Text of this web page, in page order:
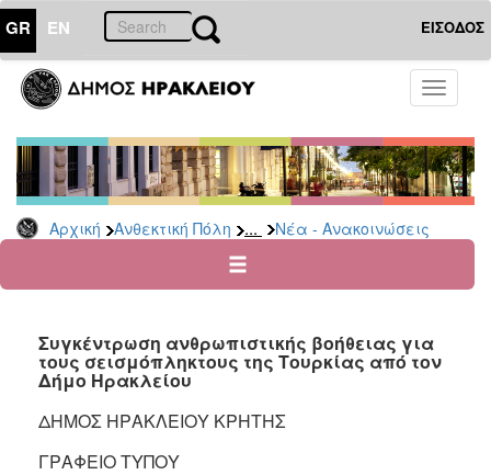
GR EN ΕΙΣΟΔΟΣ
Toggle
Αρχική Ανθεκτική Πόλη ... Νέα - Ανακοινώσεις
ΑΝΘΕΚΤΙΚΗ
ΠΟΛΗ
Κοινωνική
Πολιτική
Νέα
Ανακοινώσεις
για
Οικονομική
Αδυναμία
Φυσικές
Καταστροφές
Συγκέντρωση ανθρωπιστικής βοήθειας για
τους σεισμόπληκτους της Τουρκίας από τον
Δήμο Ηρακλείου
ΔΗΜΟΣ ΗΡΑΚΛΕΙΟΥ ΚΡΗΤΗΣ
ΓΡΑΦΕΙΟ ΤΥΠΟΥ